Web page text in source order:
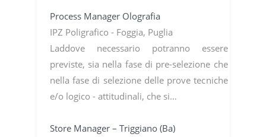
Process Manager Olografia
IPZ Poligrafico - Foggia, Puglia
Laddove necessario potranno essere
previste, sia nella fase di pre-selezione che
nella fase di selezione delle prove tecniche
e/o logico - attitudinali, che si…
Store Manager – Triggiano (Ba)